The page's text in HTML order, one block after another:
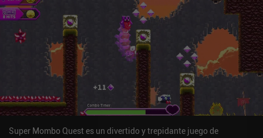
Super Mombo Quest es un divertido y trepidante juego de